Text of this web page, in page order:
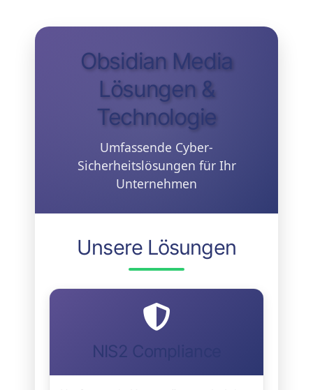
Obsidian Media
Lösungen &
Technologie
Umfassende Cyber-
Sicherheitslösungen für Ihr
Unternehmen
Unsere Lösungen
NIS2 Compliance